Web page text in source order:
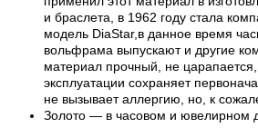
и браслета, в 1962 году стала
модель DiaStar,в данное время
вольфрама выпускают и другие
материал прочный, не
эксплуатации сохраняет
не вызывает аллергию, но, к
Золото — в часовом и ювелирном